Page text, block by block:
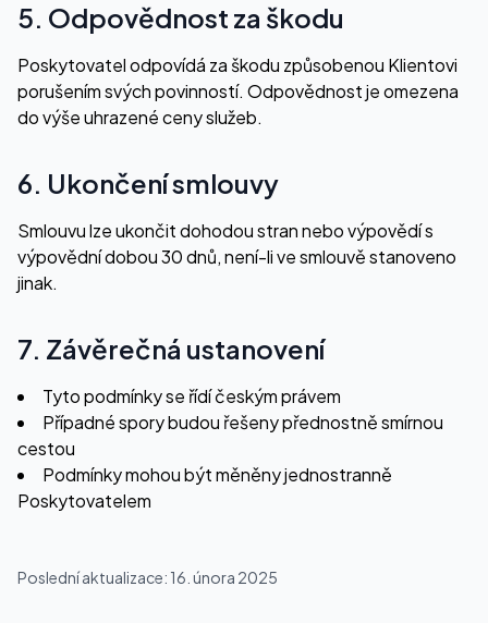
5. Odpovědnost za škodu
Poskytovatel odpovídá za škodu způsobenou Klientovi
porušením svých povinností. Odpovědnost je omezena
do výše uhrazené ceny služeb.
6. Ukončení smlouvy
Smlouvu lze ukončit dohodou stran nebo výpovědí s
výpovědní dobou 30 dnů, není-li ve smlouvě stanoveno
jinak.
7. Závěrečná ustanovení
Tyto podmínky se řídí českým právem
Případné spory budou řešeny přednostně smírnou
cestou
Podmínky mohou být měněny jednostranně
Poskytovatelem
Poslední aktualizace: 16. února 2025